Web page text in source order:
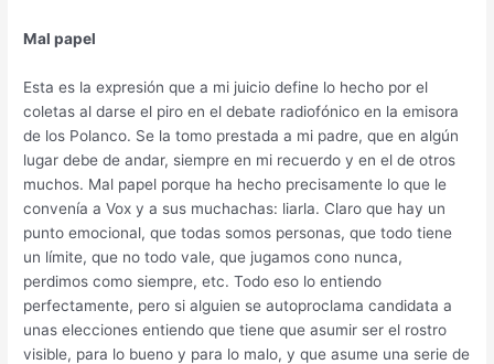
Mal papel
Esta es la expresión que a mi juicio define lo hecho por el
coletas al darse el piro en el debate radiofónico en la emisora
de los Polanco. Se la tomo prestada a mi padre, que en algún
lugar debe de andar, siempre en mi recuerdo y en el de otros
muchos. Mal papel porque ha hecho precisamente lo que le
convenía a Vox y a sus muchachas: liarla. Claro que hay un
punto emocional, que todas somos personas, que todo tiene
un límite, que no todo vale, que jugamos cono nunca,
perdimos como siempre, etc. Todo eso lo entiendo
perfectamente, pero si alguien se autoproclama candidata a
unas elecciones entiendo que tiene que asumir ser el rostro
visible, para lo bueno y para lo malo, y que asume una serie de